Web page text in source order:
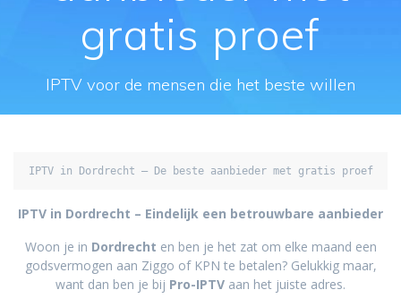
gratis proef
IPTV voor de mensen die het beste willen
IPTV in Dordrecht – Eindelijk een betrouwbare aanbieder
Woon je in Dordrecht en ben je het zat om elke maand een
godsvermogen aan Ziggo of KPN te betalen? Gelukkig maar,
want dan ben je bij Pro-IPTV aan het juiste adres.